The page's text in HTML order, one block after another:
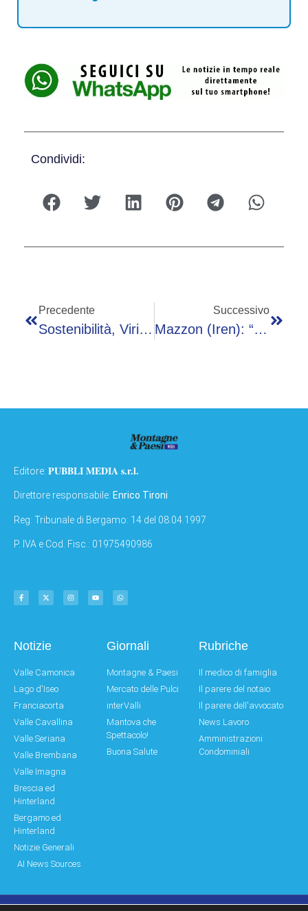
Condividi:
Precedente
Sostenibilità, Viridis Energia Spa Inaugura L’impianto Solare Di Poviglio Da 12 Mwp, Valore Per Il Territorio
Successivo
Mazzon (Iren): “Con ServiceNow Ottimizziamo Il Ticketing”
Editore: PUBBLI MEDIA s.r.l.
Direttore responsabile: Enrico Tironi
Reg: Tribunale di Bergamo: 14 del 08.04.1997
P. IVA e Cod. Fisc.: 01975490986
Notizie
Valle Camonica
Lago d'Iseo
Franciacorta
Valle Cavallina
Valle Seriana
Valle Brembana
Valle Imagna
Brescia ed
Hinterland
Bergamo ed
Hinterland
Notizie Generali
AI News Sources
Giornali
Montagne & Paesi
Mercato delle Pulci
interValli
Mantova che
Spettacolo!
Buona Salute
Rubriche
Il medico di famiglia
Il parere del notaio
Il parere dell'avvocato
News Lavoro
Amministrazioni
Condominiali